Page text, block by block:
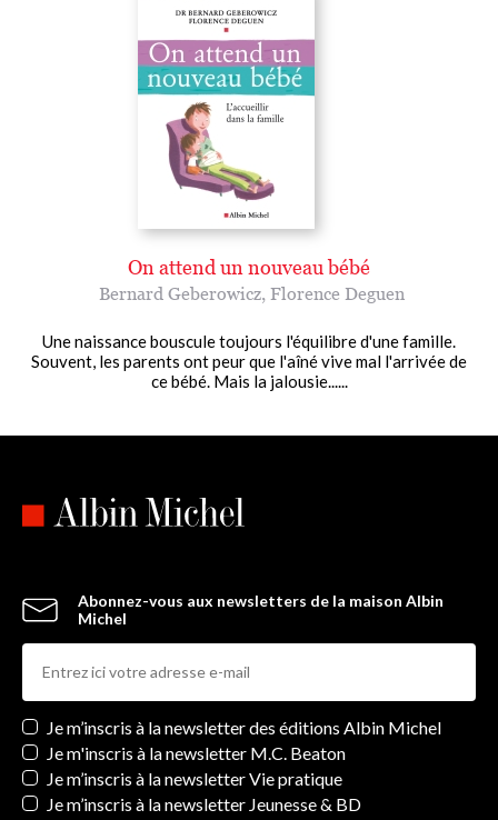
On attend un nouveau bébé
Bernard Geberowicz, Florence Deguen
Une naissance bouscule toujours l'équilibre d'une famille.
Souvent, les parents ont peur que l'aîné vive mal l'arrivée de
ce bébé. Mais la jalousie......
Abonnez-vous aux newsletters de la maison Albin
Michel
Newsletters
Je m’inscris à la newsletter des éditions Albin Michel
Je m'inscris à la newsletter M.C. Beaton
Je m’inscris à la newsletter Vie pratique
Je m’inscris à la newsletter Jeunesse & BD